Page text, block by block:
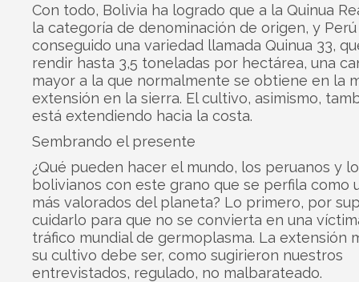
Con todo, Bolivia ha logrado que a la Quinua
la categoría de denominación de origen, y
conseguido una variedad llamada Quinua 33,
rendir hasta 3,5 toneladas por hectárea, una
mayor a la que normalmente se obtiene en la
extensión en la sierra. El cultivo, asimismo,
está extendiendo hacia la costa.
Sembrando el presente
¿Qué pueden hacer el mundo, los peruanos y
bolivianos con este grano que se perfila como
más valorados del planeta? Lo primero, por
cuidarlo para que no se convierta en una
tráfico mundial de germoplasma. La extensión
su cultivo debe ser, como sugirieron nuestros
entrevistados, regulado, no malbarateado.